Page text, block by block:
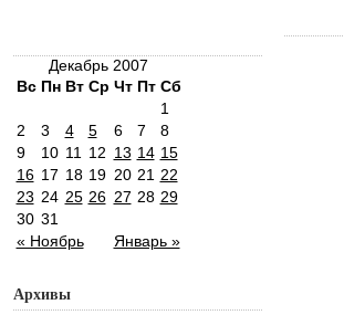
Декабрь 2007
Вс Пн Вт Ср Чт Пт Сб
« Ноябрь Январь »
1
2
3 4 5 6 7
8
9
10 11 12 13 14 15
16 17 18 19 20 21 22
23 24 25 26 27 28 29
30 31
Архивы